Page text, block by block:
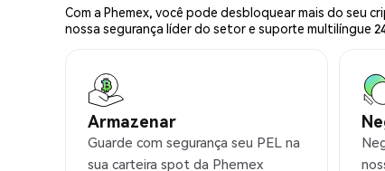
Com a Phemex, você pode desbloquear mais do
nossa segurança líder do setor e suporte multilíngue
Armazenar
Guarde com segurança seu PEL na
sua carteira spot da Phemex